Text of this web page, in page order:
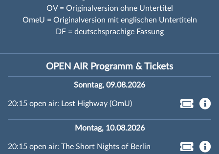
OV = Originalversion ohne Untertitel
OmeU = Originalversion mit englischen Untertiteln
DF = deutschsprachige Fassung
OPEN AIR Programm & Tickets
Sonntag, 09.08.2026
20:15 open air: Lost Highway (OmU)
Montag, 10.08.2026
20:15 open air: The Short Nights of Berlin